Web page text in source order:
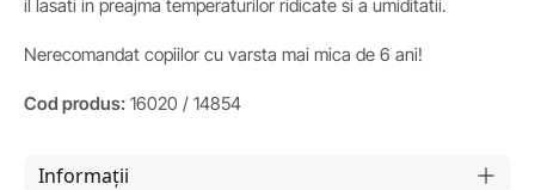
il lasati in preajma temperaturilor ridicate si a umiditatii.
Nerecomandat copiilor cu varsta mai mica de 6 ani!
Cod produs: 16020 / 14854
Informații